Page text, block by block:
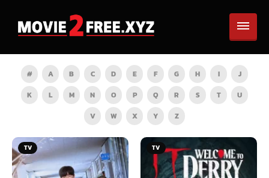
# A B C D E F G H I
J
K
L M N O P Q R S T
U
V
W X Y Z
TV